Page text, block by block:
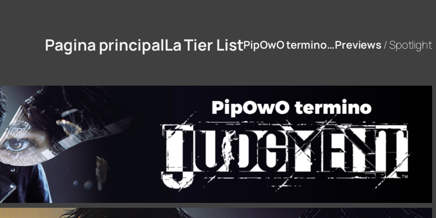
Pagina principalLa Tier ListPipOwO termino…Previews / Spotlight